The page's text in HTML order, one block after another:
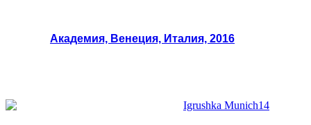
Академия, Венеция, Италия, 2016